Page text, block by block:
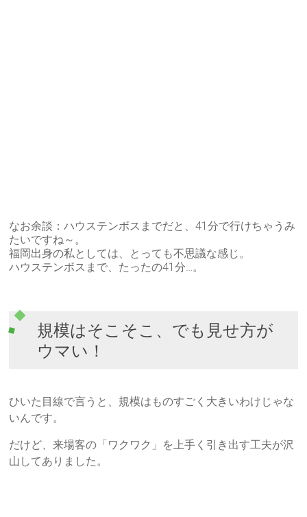
なお余談：ハウステンボスまでだと、41分で行けちゃうみ
たいですね～。
福岡出身の私としては、とっても不思議な感じ。
ハウステンボスまで、たったの41分…。
規模はそこそこ、でも見せ方が
ウマい！
ひいた目線で言うと、規模はものすごく大きいわけじゃな
いんです。
だけど、来場客の「ワクワク」を上手く引き出す工夫が沢
山してありました。